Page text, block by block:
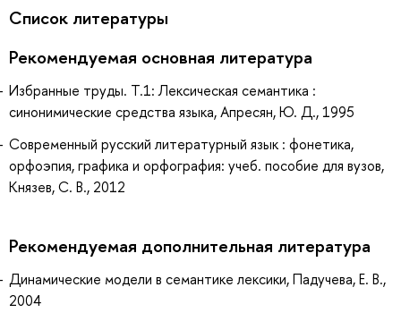
Список литературы
Рекомендуемая основная литература
Избранные труды. Т.1: Лексическая семантика :
синонимические средства языка, Апресян, Ю. Д., 1995
Современный русский литературный язык : фонетика,
орфоэпия, графика и орфография: учеб. пособие для вузов,
Князев, С. В., 2012
Рекомендуемая дополнительная литература
Динамические модели в семантике лексики, Падучева, Е. В.,
2004